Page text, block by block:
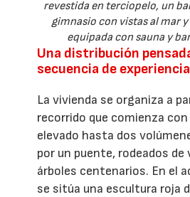
revestida en terciopelo, un
gimnasio con vistas al mar y
equipada con sauna y
Una distribución
secuencia de
La vivienda se organiza a
recorrido que comienza
elevado hasta dos
por un puente, rodeados
árboles centenarios. En el
se sitúa una escultura roja